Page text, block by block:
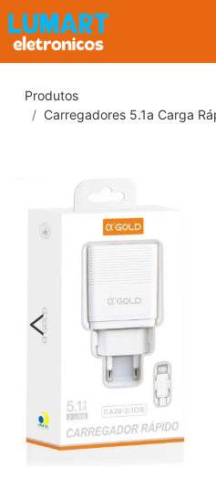
Produtos
Carregadores 5.1a Carga